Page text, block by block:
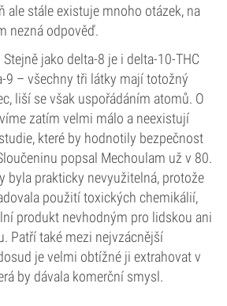
ale stále existuje mnoho otázek, na
nezná odpověď.
Stejně jako delta-8 je i delta-10-THC
9 – všechny tři látky mají totožný
liší se však uspořádáním atomů. O
zatím velmi málo a neexistují
které by hodnotily bezpečnost
popsal Mechoulam už v 80.
byla prakticky nevyužitelná, protože
použití toxických chemikálií,
produkt nevhodným pro lidskou ani
Patří také mezi nejvzácnější
je velmi obtížné ji extrahovat v
by dávala komerční smysl.